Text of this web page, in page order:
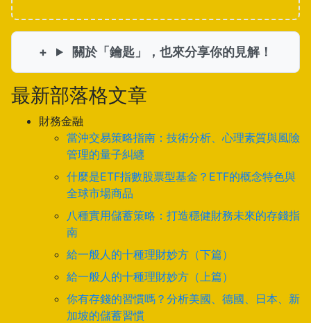
關於「鑰匙」，也來分享你的見解！
最新部落格文章
財務金融
當沖交易策略指南：技術分析、心理素質與風險
管理的量子糾纏
什麼是ETF指數股票型基金？ETF的概念特色與
全球市場商品
八種實用儲蓄策略：打造穩健財務未來的存錢指
南
給一般人的十種理財妙方（下篇）
給一般人的十種理財妙方（上篇）
你有存錢的習慣嗎？分析美國、德國、日本、新
加坡的儲蓄習慣